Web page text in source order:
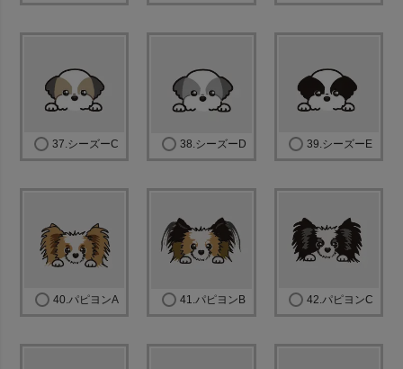
37.シーズーC 38.シーズーD 39.シーズーE
40.パピヨンA 41.パピヨンB 42.パピヨンC